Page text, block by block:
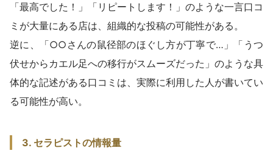
「最高でした！」「リピートします！」のような一言口コ
ミが大量にある店は、組織的な投稿の可能性がある。
逆に、「○○さんの鼠径部のほぐし方が丁寧で…」「うつ
伏せからカエル足への移行がスムーズだった」のような具
体的な記述がある口コミは、実際に利用した人が書いてい
る可能性が高い。
3. セラピストの情報量